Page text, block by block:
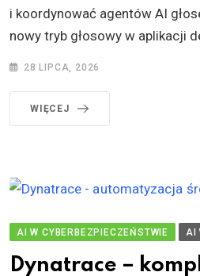
i koordynować agentów AI
nowy tryb głosowy w aplikacji
28 LIPCA, 2026
WIĘCEJ
AI W CYBERBEZPIECZEŃSTWIE AI
Dynatrace –